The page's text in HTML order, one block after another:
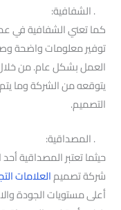
. الشفافية:
كما تعني الشفافية في
توفير معلومات واضحة
العمل بشكل عام. من
يتوقعه من الشركة وما
التصميم.
. المصداقية:
حيثما تعتبر المصداقية
شركة تصميمالعلامات
أعلى مستويات الجودة